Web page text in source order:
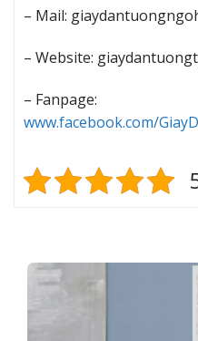
– Mail:
– Website:
– Fanpage:
www.facebook.com/